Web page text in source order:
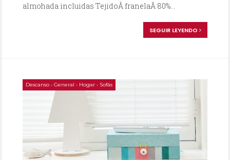
almohada incluidas TejidoÂ franelaÂ 80%...
SEGUIR LEYENDO
Descanso • General • Hogar • Sofás